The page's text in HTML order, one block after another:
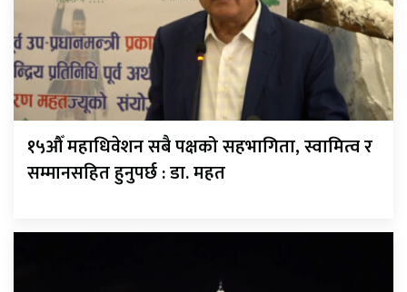
१५औँ महाधिवेशन सबै पक्षको सहभागिता, स्वामित्व र
सम्मानसहित हुनुपर्छ : डा. महत